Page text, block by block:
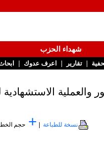
شهداء الحزب
تقارير |اعرف عدوك|ابحاث
نسخة للطباعة |
+حجم الخط-